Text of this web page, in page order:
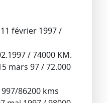
février 1997 /
/ 74000 KM.
mars 97 / 72.000
86200 kms